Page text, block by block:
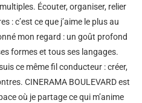
Écouter, organiser, relier
: c’est ce que j’aime le plus au
mon regard : un goût profond
formes et tous ses langages.
ce même fil conducteur : créer,
CINERAMA BOULEVARD est
où je partage ce qui m’anime